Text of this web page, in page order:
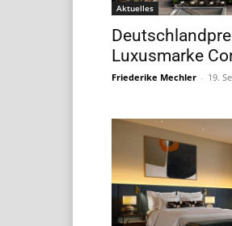
Aktuelles
Luxusmarke
Friederike Mechler - 19.